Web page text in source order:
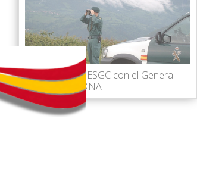
Reunión de ASESGC con el General
Jefe del SEPRONA